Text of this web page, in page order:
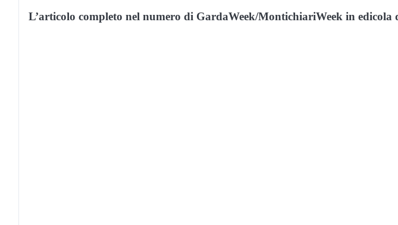
L’articolo completo nel numero di GardaWeek/MontichiariWeek in edicola